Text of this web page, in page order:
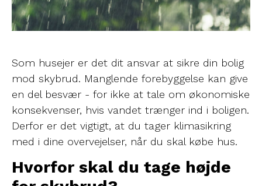
Som husejer er det dit ansvar at sikre din bolig
mod skybrud. Manglende forebyggelse kan give
en del besvær - for ikke at tale om økonomiske
konsekvenser, hvis vandet trænger ind i boligen.
Derfor er det vigtigt, at du tager klimasikring
med i dine overvejelser, når du skal købe hus.
Hvorfor skal du tage højde